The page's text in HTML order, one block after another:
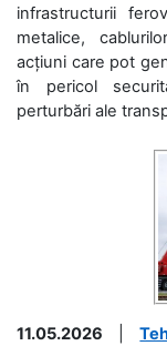
infrastructurii
metalice,
acțiuni care pot
în pericol
perturbări ale
11.05.2026 |